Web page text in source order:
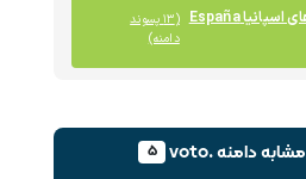
مشاهده همه دامنه های اسپانیا España
(۱۳ پسوند
دامنه)
مشابه دامنه .voto ۵